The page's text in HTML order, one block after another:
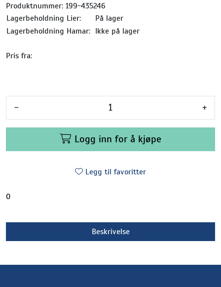
Produktnummer: 199-435246
Lagerbeholdning Lier:
På lager
Lagerbeholdning Hamar: Ikke på lager
Pris fra:
- +
Logg inn for å kjøpe
Legg til favoritter
0
Beskrivelse
Blomster, potter og brett